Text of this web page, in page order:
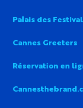
Palais des
Cannes Greeters
Réservation en